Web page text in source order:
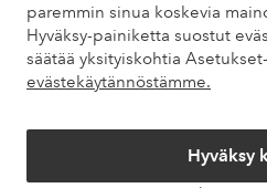
paremmin sinua koskevia
Hyväksy-painiketta suostut
säätää yksityiskohtia
evästekäytännöstämme.
Hyväksy
Omat sivut
Tietoa Elloksesta